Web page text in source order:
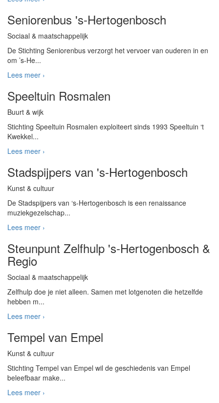
Seniorenbus 's-Hertogenbosch
Sociaal & maatschappelijk
De Stichting Seniorenbus verzorgt het vervoer van ouderen in en
om ’s-He...
Lees meer ›
Speeltuin Rosmalen
Buurt & wijk
Stichting Speeltuin Rosmalen exploiteert sinds 1993 Speeltuin ‘t
Kwekkel...
Lees meer ›
Stadspijpers van 's-Hertogenbosch
Kunst & cultuur
De Stadspijpers van ‘s-Hertogenbosch is een renaissance
muziekgezelschap...
Lees meer ›
Steunpunt Zelfhulp 's-Hertogenbosch &
Regio
Sociaal & maatschappelijk
Zelfhulp doe je niet alleen. Samen met lotgenoten die hetzelfde
hebben m...
Lees meer ›
Tempel van Empel
Kunst & cultuur
Stichting Tempel van Empel wil de geschiedenis van Empel
beleefbaar make...
Lees meer ›